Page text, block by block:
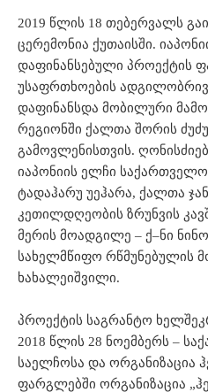
2019 წლის 18 თებერვალს
ცერემონია ქუთაისში.
დაფინანსებული პროექტის
უსაფრთხოების
დაფინანსდა მობილური
რეგიონში ქალთა შორის
გამოვლენისთვის.
იაპონიის ელჩი
ტადაჰარუ უეჰარა, ქალთა
კეთილდღეობის ზრუნვის
მერის მოადგილე – ქ–ნი
სახელმწიფო რწმუნებულის
ხახალეიშვილი.
პროექტის საგრანტო
2018 წლის 28 ნოემბერს –
საელჩოსა და ორგანიზაცია
ფარგლებში ორგანიზაცია